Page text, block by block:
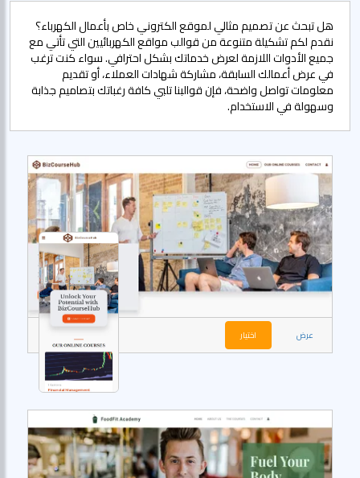
هل تبحث عن تصميم مثالي لموقع الكتروني خاص بأعمال الكهرباء؟
نقدم لكم تشكيلة متنوعة من قوالب مواقع الكهربائيين التي تأتي مع
جميع الأدوات اللازمة لعرض خدماتك بشكل احترافي. سواء كنت ترغب
في عرض أعمالك السابقة، مشاركة شهادات العملاء، أو تقديم
معلومات تواصل واضحة، فإن قوالبنا تلبي كافة رغباتك بتصاميم جذابة
وسهولة في الاستخدام.
عرض اختيار